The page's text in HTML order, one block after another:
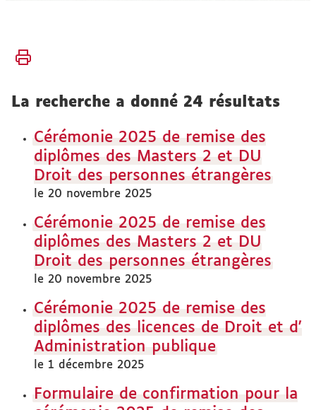
Vous
Accueil
La recherche a donné 24 résultats
Cérémonie 2025 de remise des
diplômes des Masters 2 et DU
Droit des personnes étrangères
le 20 novembre 2025
Cérémonie 2025 de remise des
diplômes des Masters 2 et DU
Droit des personnes étrangères
le 20 novembre 2025
Cérémonie 2025 de remise des
diplômes des licences de Droit et d'
Administration publique
le 1 décembre 2025
Formulaire de confirmation pour la